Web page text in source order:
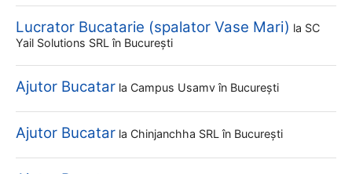
Lucrator Bucatarie (spalator Vase Mari) la SC
Yail Solutions SRL în București
Ajutor Bucatar la Campus Usamv în București
Ajutor Bucatar la Chinjanchha SRL în București